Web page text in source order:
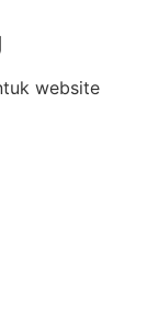
website